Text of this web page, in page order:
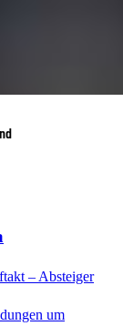
– Absteiger
um